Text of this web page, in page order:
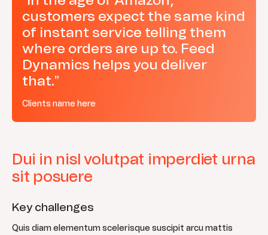
customers expect the same kind
of instant service telling them
where orders are up to. Feed
Dynamics helps you deliver
that.”
Clients name here
Dui in nisl volutpat imperdiet urna
sit posuere
Key challenges
Quis diam elementum scelerisque suscipit arcu mattis